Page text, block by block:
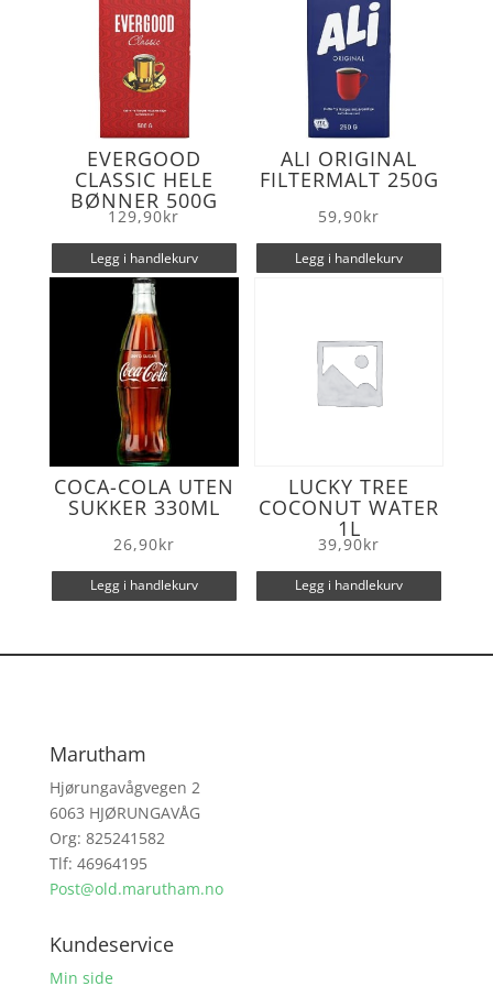
EVERGOOD
CLASSIC HELE
BØNNER 500G
129,90kr
Legg i handlekurv
ALI ORIGINAL
FILTERMALT 250G
59,90kr
Legg i handlekurv
COCA-COLA UTEN
SUKKER 330ML
26,90kr
Legg i handlekurv
LUCKY TREE
COCONUT WATER
1L
39,90kr
Legg i handlekurv
Marutham
Hjørungavågvegen 2
6063 HJØRUNGAVÅG
Org: 825241582
Tlf: 46964195
Post@old.marutham.no
Kundeservice
Min side